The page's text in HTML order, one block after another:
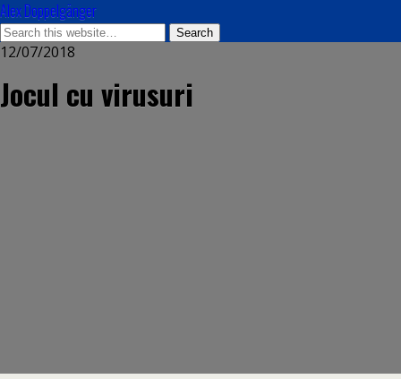
Alex Doppelgänger
12/07/2018
Jocul cu virusuri